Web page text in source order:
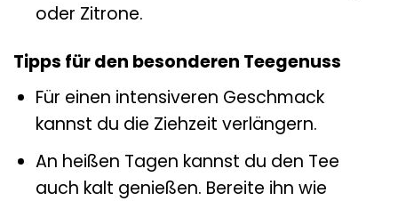
oder Zitrone.
Tipps für den besonderen Teegenuss
Für einen intensiveren Geschmack
kannst du die Ziehzeit verlängern.
An heißen Tagen kannst du den Tee
auch kalt genießen. Bereite ihn wie